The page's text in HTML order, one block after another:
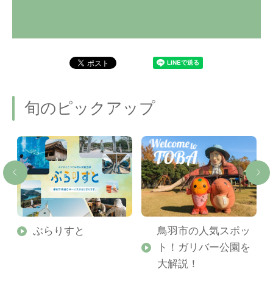
旬のピックアップ
ぶらりすと
鳥羽市の人気スポッ
ト！ガリバー公園を
大解説！